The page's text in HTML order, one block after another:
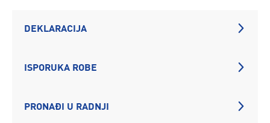
DEKLARACIJA
ISPORUKA ROBE
PRONAĐI U RADNJI